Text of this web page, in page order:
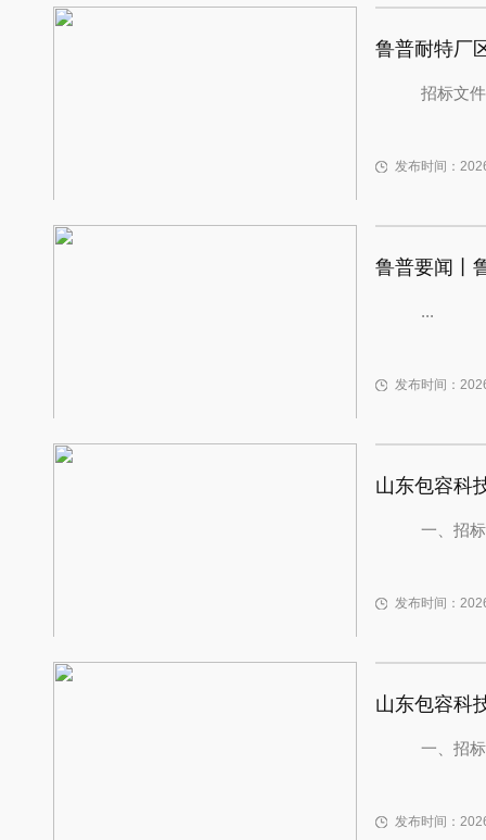
鲁普耐特厂
招标文
发布时间：
鲁普要闻丨
...
发布时间：
山东包容科
一、招
发布时间：
山东包容科
一、招
发布时间：